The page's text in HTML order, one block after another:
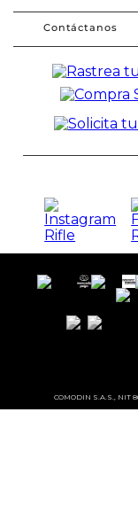
Contáctanos
COMODIN S.A.S., NIT